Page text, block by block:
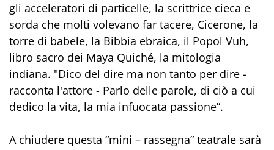
gli acceleratori di particelle, la scrittrice cieca e
sorda che molti volevano far tacere, Cicerone, la
torre di babele, la Bibbia ebraica, il Popol Vuh,
libro sacro dei Maya Quiché, la mitologia
indiana. "Dico del dire ma non tanto per dire -
racconta l'attore - Parlo delle parole, di ciò a cui
dedico la vita, la mia infuocata passione”.
A chiudere questa “mini – rassegna” teatrale sarà